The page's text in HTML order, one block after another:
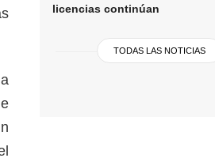
licencias continúan
TODAS LAS NOTICIAS